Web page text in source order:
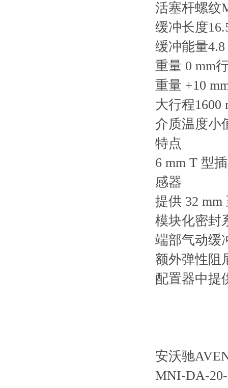
活塞杆螺纹
缓冲长度
缓冲能量4.8
重量 0 mm
重量 +10
大行程1600
介质温度小
特点
6 mm T 型
感器
提供 32 mm
模块化密封
端部气动缓
额外弹性阻
配置器中提
安沃驰
MNI-DA-20-